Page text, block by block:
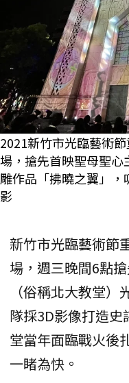
2021新竹市光臨藝術
場，搶先首映聖母聖
雕作品「拂曉之翼」
影
新竹市光臨藝術節
場，週三晚間6點
（俗稱北大教堂
隊採3D影像打造
堂當年面臨戰火後
一睹為快。